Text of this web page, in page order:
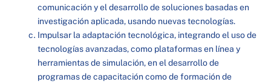
comunicación y el desarrollo de soluciones basadas en
investigación aplicada, usando nuevas tecnologías.
Impulsar la adaptación tecnológica, integrando el uso de
tecnologías avanzadas, como plataformas en línea y
herramientas de simulación, en el desarrollo de
programas de capacitación como de formación de